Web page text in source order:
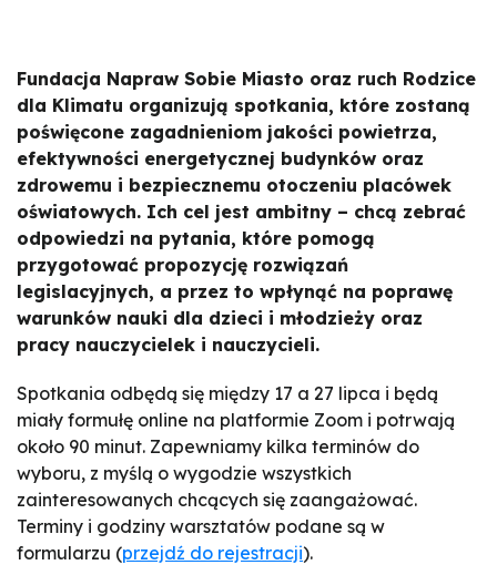
Fundacja Napraw Sobie Miasto oraz ruch Rodzice
dla Klimatu organizują spotkania, które zostaną
poświęcone zagadnieniom jakości powietrza,
efektywności energetycznej budynków oraz
zdrowemu i bezpiecznemu otoczeniu placówek
oświatowych. Ich cel jest ambitny – chcą zebrać
odpowiedzi na pytania, które pomogą
przygotować propozycję rozwiązań
legislacyjnych, a przez to wpłynąć na poprawę
warunków nauki dla dzieci i młodzieży oraz
pracy nauczycielek i nauczycieli.
Spotkania odbędą się między 17 a 27 lipca i będą
miały formułę online na platformie Zoom i potrwają
około 90 minut. Zapewniamy kilka terminów do
wyboru, z myślą o wygodzie wszystkich
zainteresowanych chcących się zaangażować.
Terminy i godziny warsztatów podane są w
formularzu (przejdź do rejestracji).